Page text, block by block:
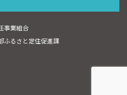
事業組合
ふるさと定住促進課